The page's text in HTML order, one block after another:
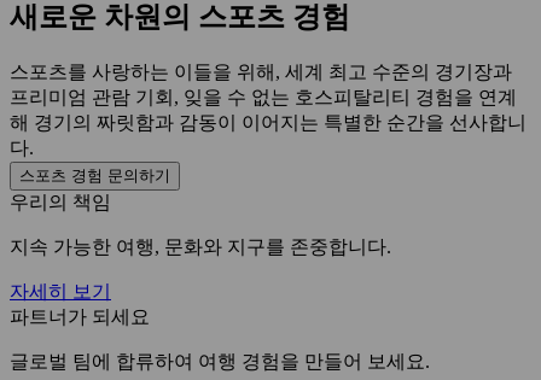
새로운 차원의 스포츠 경험
스포츠를 사랑하는 이들을 위해, 세계 최고 수준의 경기장과
프리미엄 관람 기회, 잊을 수 없는 호스피탈리티 경험을 연계
해 경기의 짜릿함과 감동이 이어지는 특별한 순간을 선사합니
다.
스포츠 경험 문의하기
우리의 책임
지속 가능한 여행, 문화와 지구를 존중합니다.
자세히 보기
파트너가 되세요
글로벌 팀에 합류하여 여행 경험을 만들어 보세요.